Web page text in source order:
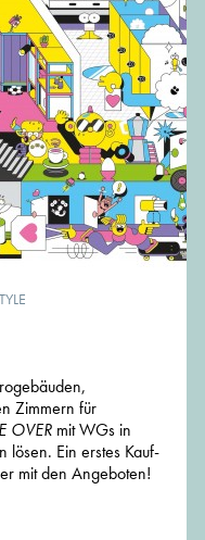
Zimmern für
OVER mit WGs in
lösen. Ein erstes Kauf-
mit den Angeboten!